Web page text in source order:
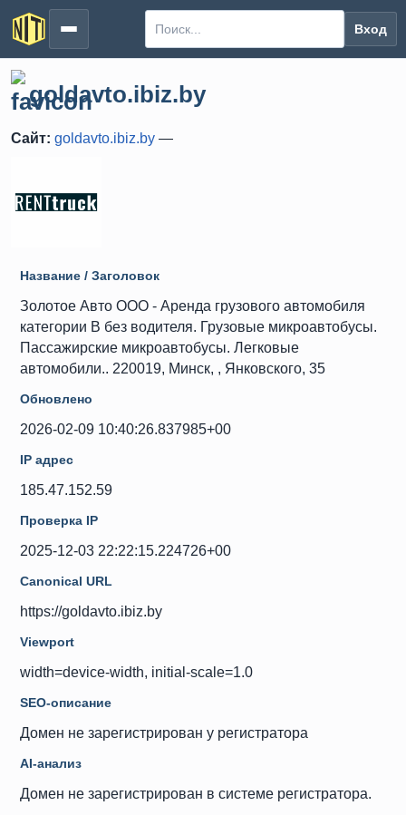
Вход
goldavto.ibiz.by
Сайт: goldavto.ibiz.by —
Название / Заголовок
Золотое Авто ООО - Аренда грузового автомобиля
категории В без водителя. Грузовые микроавтобусы.
Пассажирские микроавтобусы. Легковые
автомобили.. 220019, Минск, , Янковского, 35
Обновлено
2026-02-09 10:40:26.837985+00
IP адрес
185.47.152.59
Проверка IP
2025-12-03 22:22:15.224726+00
Canonical URL
https://goldavto.ibiz.by
Viewport
width=device-width, initial-scale=1.0
SEO-описание
Домен не зарегистрирован у регистратора
AI-анализ
Домен не зарегистрирован в системе регистратора.